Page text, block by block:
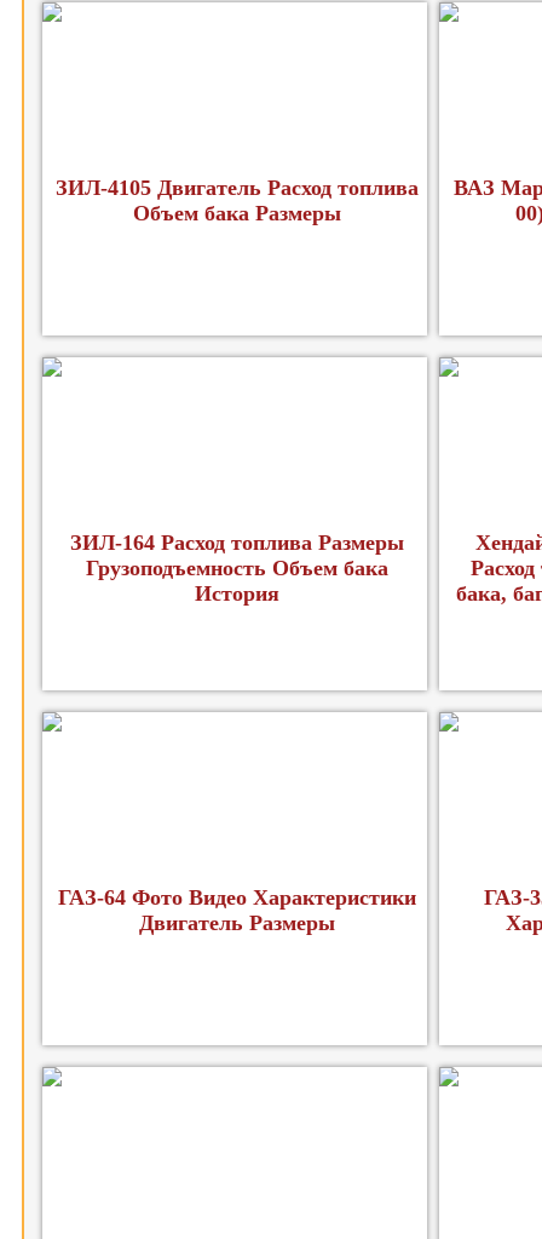
ЗИЛ-4105 Двигатель Расход топлива
Объем бака Размеры
ВАЗ
ЗИЛ-164 Расход топлива Размеры
Грузоподъемность Объем бака
История
бака,
ГАЗ-64 Фото Видео Характеристики
Двигатель Размеры
ГАЗ-